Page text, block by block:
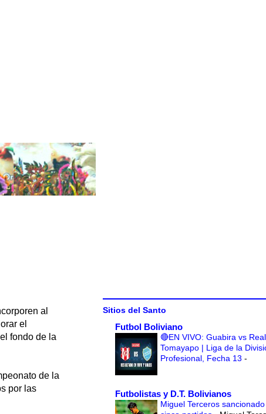
al
el
fondo de la
de la
por las
Sitios del Santo
Futbol Boliviano
🔴EN VIVO: Guabira vs Real
Tomayapo | Liga de la
Profesional, Fecha 13 -
Futbolistas y D.T. Bolivianos
Miguel Terceros